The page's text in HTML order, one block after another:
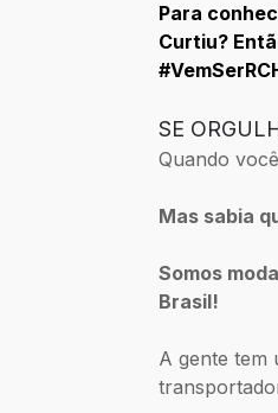
Para
Curtiu?
SE
Quando
Mas sabia
Somos
Brasil!
A gente tem